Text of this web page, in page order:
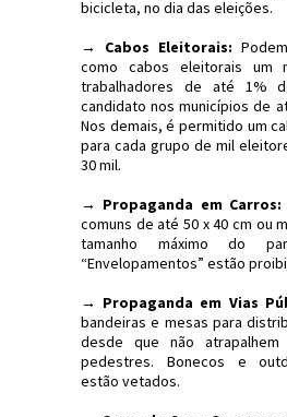
bicicleta, no dia das eleições.
→ Cabos Eleitorais:
como cabos eleitorais um
trabalhadores de até 1%
candidato nos municípios de
Nos demais, é permitido um
para cada grupo de mil
30 mil.
→ Propaganda em Carros:
comuns de até 50 x 40 cm ou
tamanho máximo do
“Envelopamentos” estão
→ Propaganda em Vias
bandeiras e mesas para
desde que não
pedestres. Bonecos e
estão vetados.